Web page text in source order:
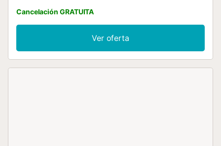
Cancelación GRATUITA
Ver oferta